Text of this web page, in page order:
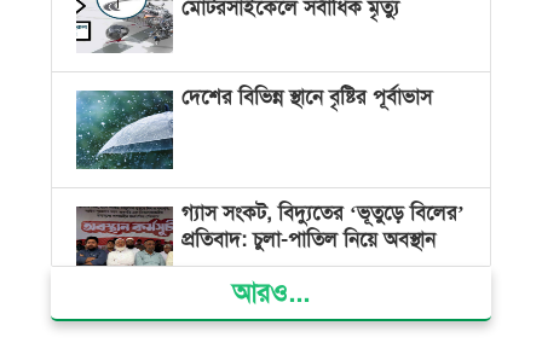
মোটরসাইকেলে সর্বাধিক মৃত্যু
দেশের বিভিন্ন স্থানে বৃষ্টির পূর্বাভাস
গ্যাস সংকট, বিদ্যুতের ‘ভূতুড়ে বিলের’
প্রতিবাদ: চুলা-পাতিল নিয়ে অবস্থান
ক্ষমতার কেন্দ্র গণভবন থেকে রক্তাক্ত
আরও...